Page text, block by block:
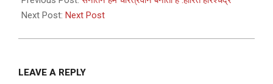
14
Next Post: Next Post
LEAVE A REPLY